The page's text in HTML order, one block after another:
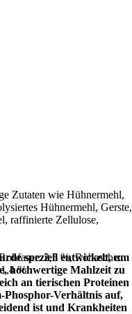
Zutaten wie Hühnermehl,
Hühnermehl, Gerste,
raffinierte Zellulose,
2,5 %, Rohasche:
%
speziell entwickelt, um
hochwertige Mahlzeit zu
an tierischen Proteinen
Phosphor-Verhältnis auf,
ist und Krankheiten